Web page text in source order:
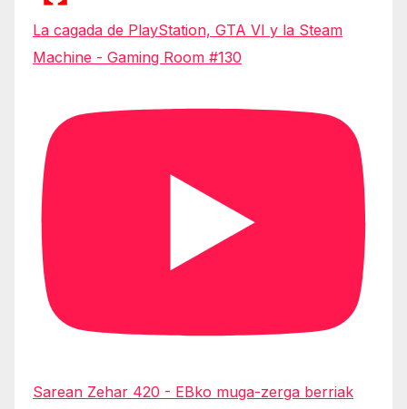
La cagada de PlayStation, GTA VI y la Steam
Machine - Gaming Room #130
Sarean Zehar 420 - EBko muga-zerga berriak